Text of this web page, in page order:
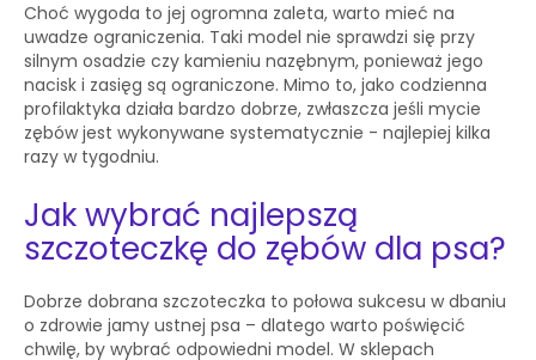
Choć wygoda to jej ogromna zaleta, warto mieć na
uwadze ograniczenia. Taki model nie sprawdzi się przy
silnym osadzie czy kamieniu nazębnym, ponieważ jego
nacisk i zasięg są ograniczone. Mimo to, jako codzienna
profilaktyka działa bardzo dobrze, zwłaszcza jeśli mycie
zębów jest wykonywane systematycznie - najlepiej kilka
razy w tygodniu.
Jak wybrać najlepszą
szczoteczkę do zębów dla psa?
Dobrze dobrana szczoteczka to połowa sukcesu w dbaniu
o zdrowie jamy ustnej psa – dlatego warto poświęcić
chwilę, by wybrać odpowiedni model. W sklepach